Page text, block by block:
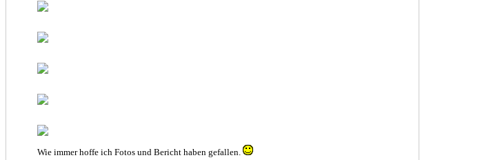
Wie immer hoffe ich Fotos und Bericht haben gefallen.